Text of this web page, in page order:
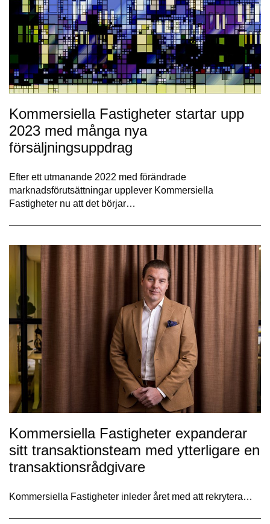
Kommersiella Fastigheter startar upp
2023 med många nya
försäljningsuppdrag
Efter ett utmanande 2022 med förändrade
marknadsförutsättningar upplever Kommersiella
Fastigheter nu att det börjar…
Kommersiella Fastigheter expanderar
sitt transaktionsteam med ytterligare en
transaktionsrådgivare
Kommersiella Fastigheter inleder året med att rekrytera…